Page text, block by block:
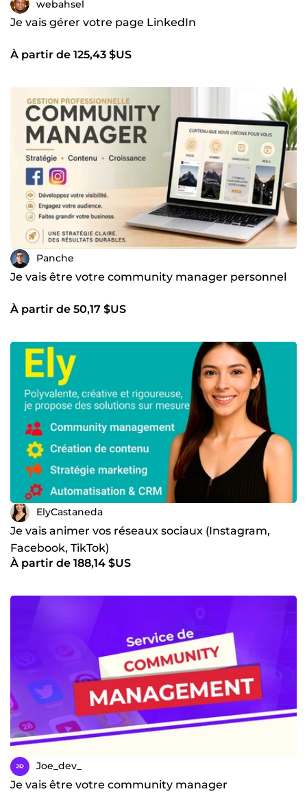
webahsel
Je vais gérer votre page LinkedIn
À partir de 125,43 $US
Panche
Je vais être votre community manager personnel
À partir de 50,17 $US
ElyCastaneda
Je vais animer vos réseaux sociaux (Instagram,
Facebook, TikTok)
À partir de 188,14 $US
Joe_dev_
Je vais être votre community manager